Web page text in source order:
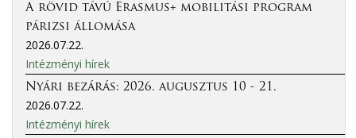
A rövid távú Erasmus+ mobilitási program
párizsi állomása
2026.07.22.
Intézményi hírek
Nyári bezárás: 2026. augusztus 10 - 21.
2026.07.22.
Intézményi hírek